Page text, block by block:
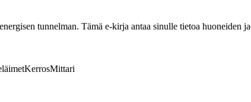
tunnelman. Tämä e-kirja antaa sinulle tietoa huoneiden
KerrosMittari